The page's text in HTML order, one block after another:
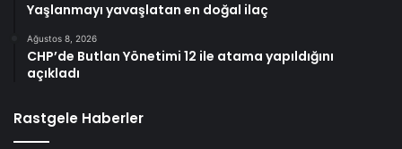
Yaşlanmayı yavaşlatan en doğal ilaç
Ağustos 8, 2026
CHP’de Butlan Yönetimi 12 ile atama yapıldığını
açıkladı
Rastgele Haberler